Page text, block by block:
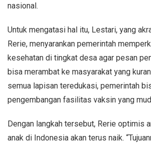
nasional.
Untuk mengatasi hal itu, Lestari, yang
Rerie, menyarankan pemerintah
kesehatan di tingkat desa agar pesan
bisa merambat ke masyarakat yang
semua lapisan teredukasi, pemerintah
pengembangan fasilitas vaksin yang
Dengan langkah tersebut, Rerie optimis
anak di Indonesia akan terus naik.